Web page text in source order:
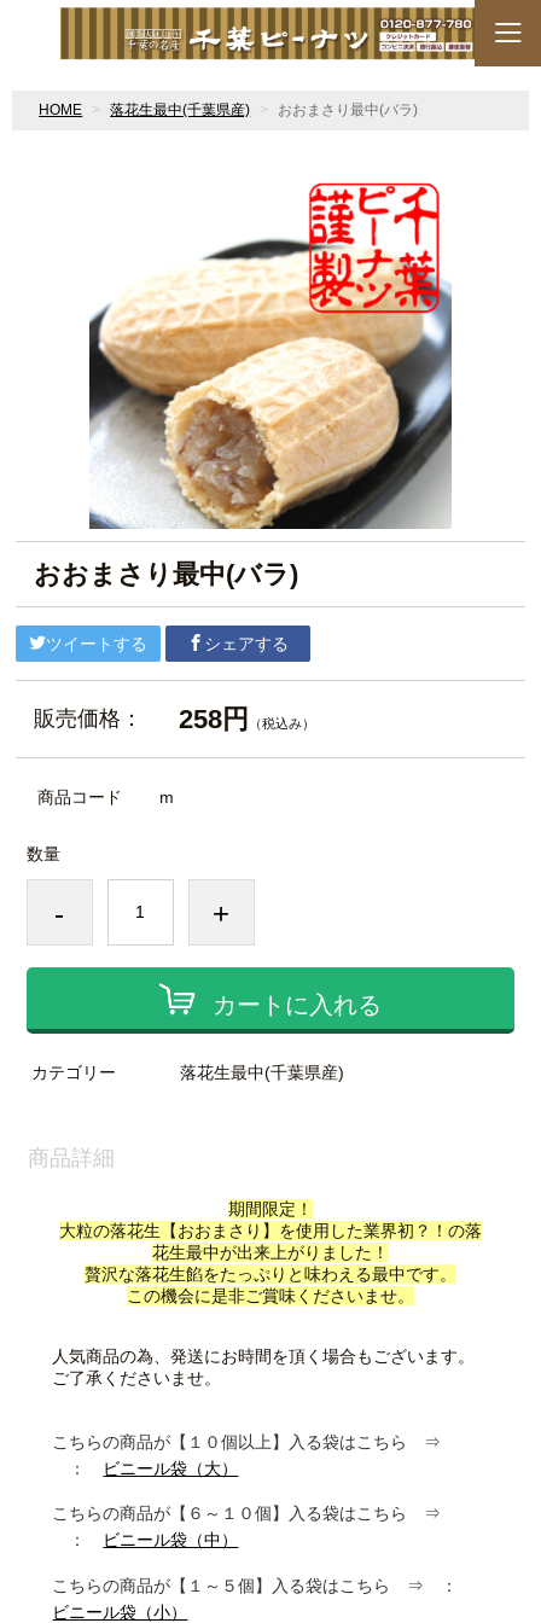
HOME 落花生最中(千葉県産) おおまさり最中(バラ)
おおまさり最中(バラ)
ツイートする シェアする
販売価格： 258円 （税込み）
商品コード m
数量
- +
カートに入れる
カテゴリー 落花生最中(千葉県産)
商品詳細
期間限定！
大粒の落花生【おおまさり】を使用した業界初？！の落
花生最中が出来上がりました！
贅沢な落花生餡をたっぷりと味わえる最中です。
この機会に是非ご賞味くださいませ。
人気商品の為、発送にお時間を頂く場合もございます。
ご了承くださいませ。
こちらの商品が【１０個以上】入る袋はこちら ⇒
： ビニール袋（大）
こちらの商品が【６～１０個】入る袋はこちら ⇒
： ビニール袋（中）
こちらの商品が【１～５個】入る袋はこちら ⇒ ：
ビニール袋（小）